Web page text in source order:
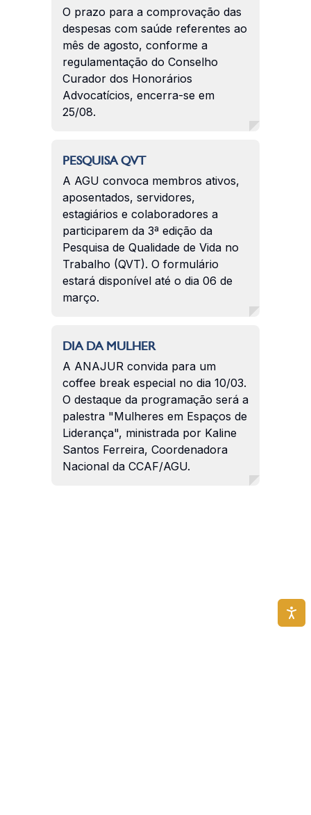
O prazo para a comprovação das
despesas com saúde referentes ao
mês de agosto, conforme a
regulamentação do Conselho
Curador dos Honorários
Advocatícios, encerra-se em
25/08.
PESQUISA QVT
A AGU convoca membros ativos,
aposentados, servidores,
estagiários e colaboradores a
participarem da 3ª edição da
Pesquisa de Qualidade de Vida no
Trabalho (QVT). O formulário
estará disponível até o dia 06 de
março.
DIA DA MULHER
A ANAJUR convida para um
coffee break especial no dia 10/03.
O destaque da programação será a
palestra "Mulheres em Espaços de
Liderança", ministrada por Kaline
Santos Ferreira, Coordenadora
Nacional da CCAF/AGU.